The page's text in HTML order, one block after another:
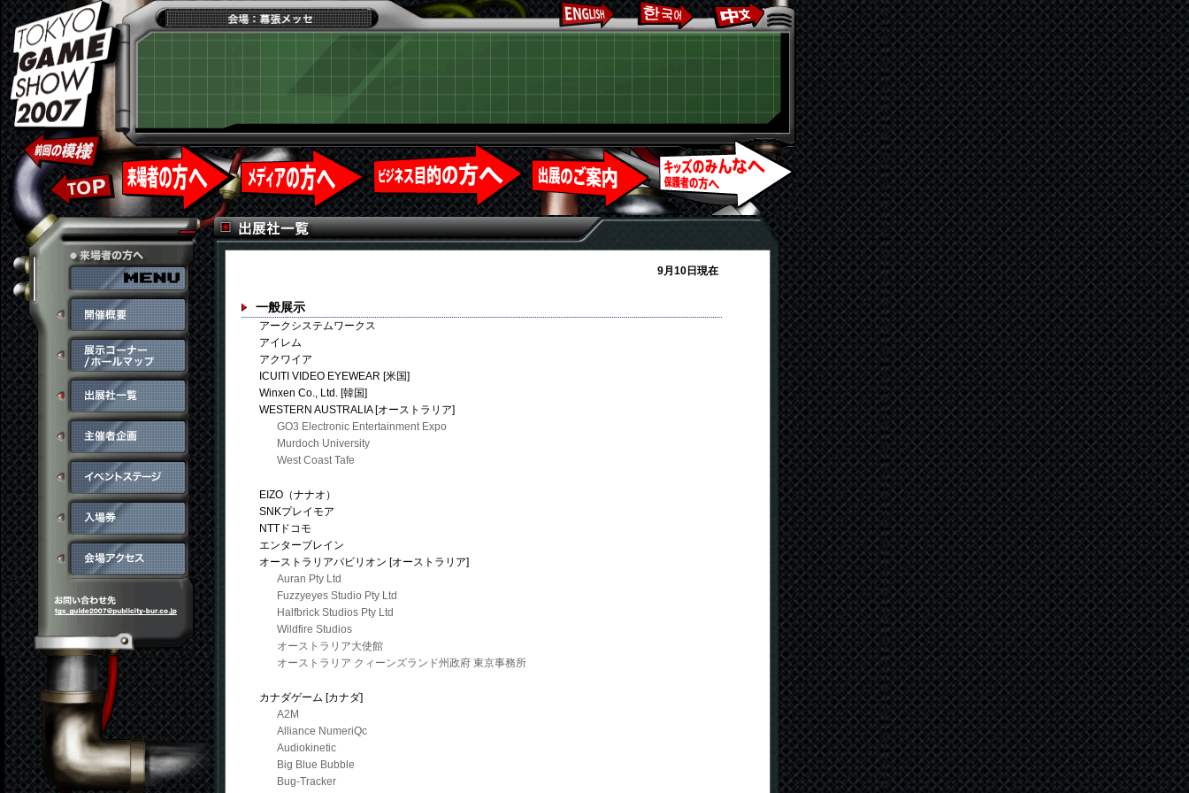
9月10日現在
一般展示
アークシステムワークス
アイレム
アクワイア
ICUITI VIDEO EYEWEAR [米国]
Winxen Co., Ltd. [韓国]
WESTERN AUSTRALIA [オーストラリア]
GO3 Electronic Entertainment Expo
Murdoch University
West Coast Tafe
EIZO（ナナオ）
SNKプレイモア
NTTドコモ
エンターブレイン
オーストラリアパビリオン [オーストラリア]
Auran Pty Ltd
Fuzzyeyes Studio Pty Ltd
Halfbrick Studios Pty Ltd
Wildfire Studios
オーストラリア大使館
オーストラリア クィーンズランド州政府 東京事務所
カナダゲーム [カナダ]
A2M
Alliance NumeriQc
Audiokinetic
Big Blue Bubble
Bug-Tracker